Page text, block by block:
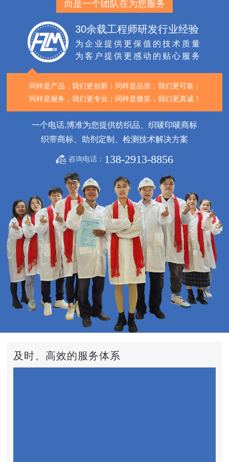
而是一个团队在为您服务
30余载工程师研发行业经验
为企业提供更保值的技术质量
为客户提供更感动的贴心服务
同样是产品，我们更创新； 同样是品质，我们更可靠；
同样是服务，我们更专业； 同样是微笑，我们更真诚！
一个电话,博准为您提供纺织品、织唛印唛商标
织带商标、助剂定制、检测技术解决方案
咨询电话： 138-2913-8856
及时、高效的服务体系